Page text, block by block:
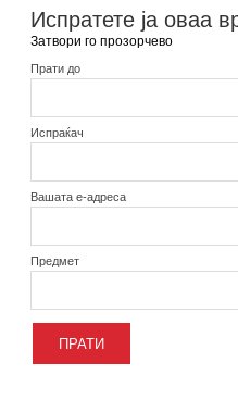
Испратете ја оваа
Затвори го прозорчево
Прати до
Испраќач
Вашата е-адреса
Предмет
ПРАТИ